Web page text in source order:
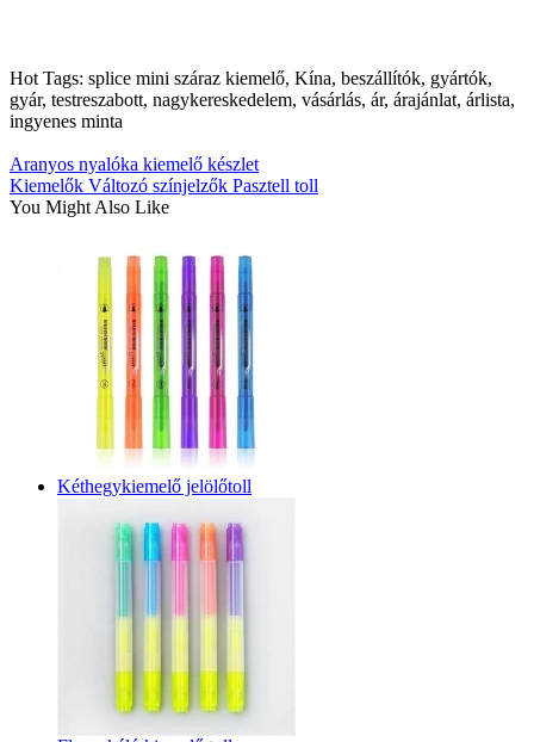
Hot Tags: splice mini száraz kiemelő, Kína, beszállítók, gyártók,
gyár, testreszabott, nagykereskedelem, vásárlás, ár, árajánlat, árlista,
ingyenes minta
Aranyos nyalóka kiemelő készlet
Kiemelők Változó színjelzők Pasztell toll
You Might Also Like
Kéthegykiemelő jelölőtoll